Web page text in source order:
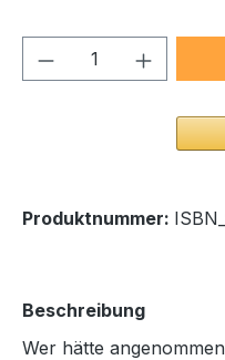
Produkt
Produktnummer:
Beschreibung
Wer hätte